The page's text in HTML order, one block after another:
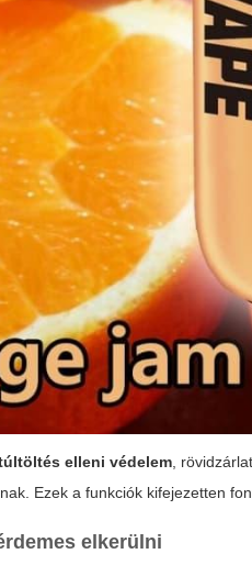
elleni védelem,
Ezek a funkciók kifejezetten
elkerülni